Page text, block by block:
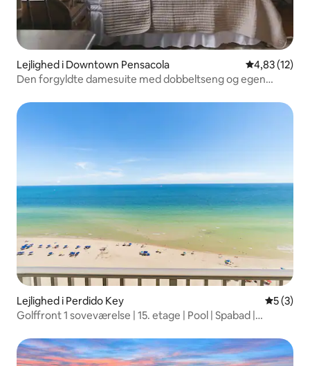
Lejlighed i Downtown Pensacola 4,83 ud af 5
4,83 (12)
Den forgyldte damesuite med dobbeltseng og egen
Lejlighed i Perdido Key 5 ud af 5
5 (3)
Golffront 1 soveværelse | 15. etage | Pool | Spabad |